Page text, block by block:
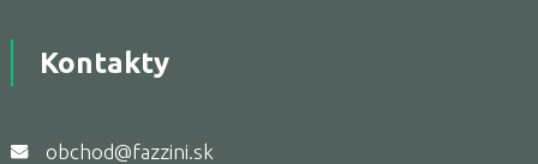
Kontakty
obchod@fazzini.sk